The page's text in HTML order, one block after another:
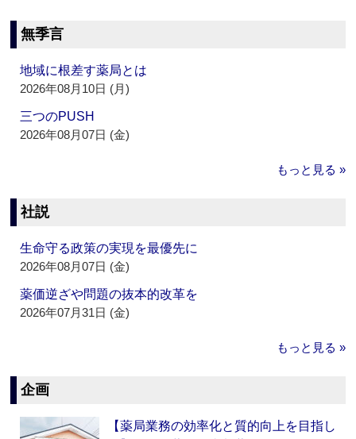
無季言
地域に根差す薬局とは
2026年08月10日 (月)
三つのPUSH
2026年08月07日 (金)
もっと見る »
社説
生命守る政策の実現を最優先に
2026年08月07日 (金)
薬価逆ざや問題の抜本的改革を
2026年07月31日 (金)
もっと見る »
企画
【薬局業務の効率化と質的向上を目指し